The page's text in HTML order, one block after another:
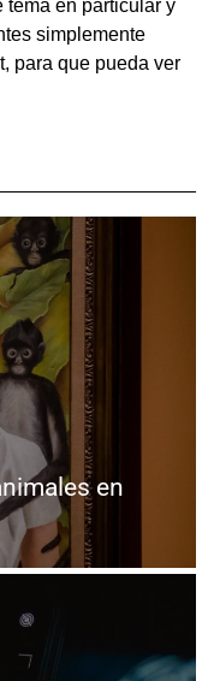
tema en particular y
simplemente
para que pueda ver
en